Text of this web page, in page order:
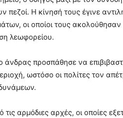
πεζοί. Η κίνησή τους έγινε
οι οποίοι τους
λεωφορείου.
προσπάθησε να
ωστόσο οι πολίτες τον
αρμόδιες αρχές, οι οποίες